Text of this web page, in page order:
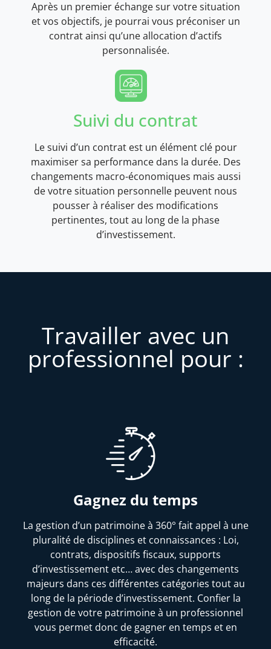
Après un premier échange sur votre situation
et vos objectifs, je pourrai vous préconiser un
contrat ainsi qu’une allocation d’actifs
personnalisée.
Suivi du contrat
Le suivi d’un contrat est un élément clé pour
maximiser sa performance dans la durée. Des
changements macro-économiques mais aussi
de votre situation personnelle peuvent nous
pousser à réaliser des modifications
pertinentes, tout au long de la phase
d’investissement.
Travailler avec un
professionnel pour :
Gagnez du temps
La gestion d’un patrimoine à 360° fait appel à une
pluralité de disciplines et connaissances : Loi,
contrats, dispositifs fiscaux, supports
d’investissement etc… avec des changements
majeurs dans ces différentes catégories tout au
long de la période d’investissement. Confier la
gestion de votre patrimoine à un professionnel
vous permet donc de gagner en temps et en
efficacité.